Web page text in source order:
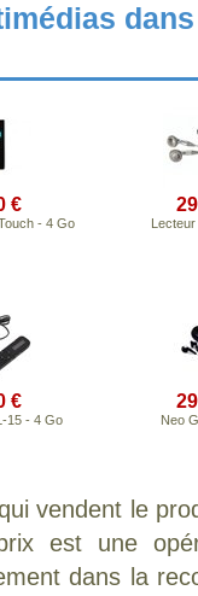
€
- 4 Go
€
15 - 4 Go Neo
vendent le
est une
dans la